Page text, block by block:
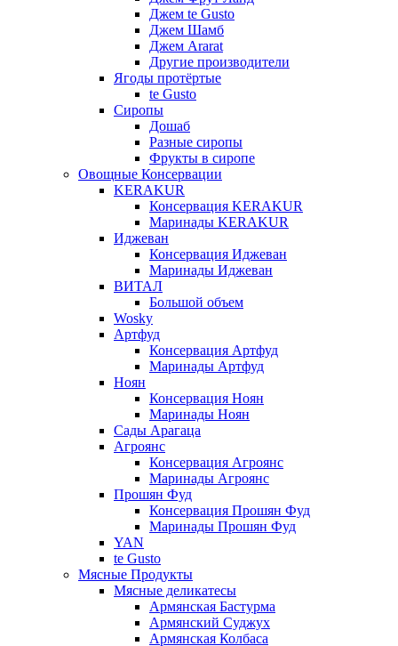
Джем te Gusto
Джем Шамб
Джем Ararat
Другие производители
Ягоды протёртые
te Gusto
Сиропы
Дошаб
Разные сиропы
Фрукты в сиропе
Овощные Консервации
KERAKUR
Консервация KERAKUR
Маринады KERAKUR
Иджеван
Консервация Иджеван
Маринады Иджеван
ВИТАЛ
Большой объем
Wosky
Артфуд
Консервация Артфуд
Маринады Артфуд
Ноян
Консервация Ноян
Маринады Ноян
Сады Арагаца
Агроянс
Консервация Агроянс
Маринады Агроянс
Прошян Фуд
Консервация Прошян Фуд
Маринады Прошян Фуд
YAN
te Gusto
Мясные Продукты
Мясные деликатесы
Армянская Бастурма
Армянский Суджух
Армянская Колбаса